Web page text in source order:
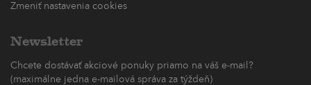
Zmeniť nastavenia cookies
Newsletter
Chcete dostávať akciové ponuky priamo na váš e-mail?
(maximálne jedna e-mailová správa za týždeň)